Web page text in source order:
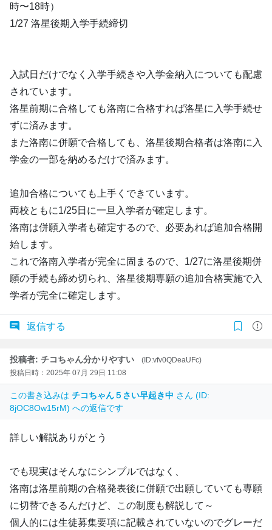
時〜18時）
1/27 洛星後期入学手続締切
入試日だけでなく入学手続きや入学金納入についても配慮
されています。
洛星前期に合格しても洛南に合格すれば洛星に入学手続せ
ずに済みます。
また洛南に併願で合格しても、洛星後期合格者は洛南に入
学金の一部を納めるだけで済みます。
追加合格についても上手くできています。
両校ともに1/25日に一旦入学者が確定します。
洛南は併願入学者も確定するので、必要あれば追加合格開
始します。
これで洛南入学者が完全に固まるので、1/27に洛星後期併
願の手続も締め切られ、洛星後期専願の追加合格実施で入
学者が完全に確定します。
返信する
投稿者: チコちゃん分かりやすい
(ID:vfv0QDeaUFc)
投稿日時：2025年 07月 29日 11:08
この書き込みは チコちゃん５さい早起き中 さん (ID:
8jOC8Ow15rM) への返信です
詳しい解説ありがとう
でも現実はそんなにシンプルではなく、
洛南は洛星前期の合格発表後に併願で出願していても専願
に切替できるんだけど、この制度も解説して～
個人的には生徒募集要項に記載されていないのでグレーだ